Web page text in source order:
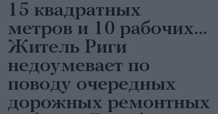
15 квадратных
метров и 10 рабочих…
Житель Риги
недоумевает по
поводу очередных
дорожных ремонтных